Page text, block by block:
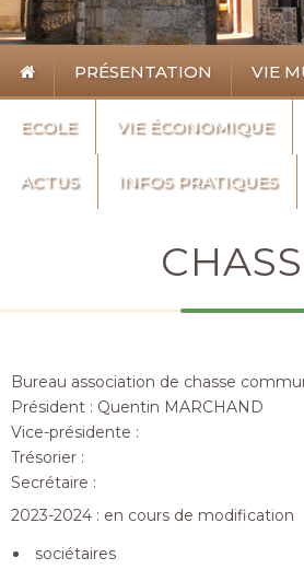
PRÉSENTATION VIE
ECOLE VIE ÉCONOMIQUE
ACTUS INFOS PRATIQUES
Bureau association de chasse
Président : Quentin MARCHAND
Vice-présidente :
Trésorier :
Secrétaire :
2023-2024 : en cours de modification
sociétaires